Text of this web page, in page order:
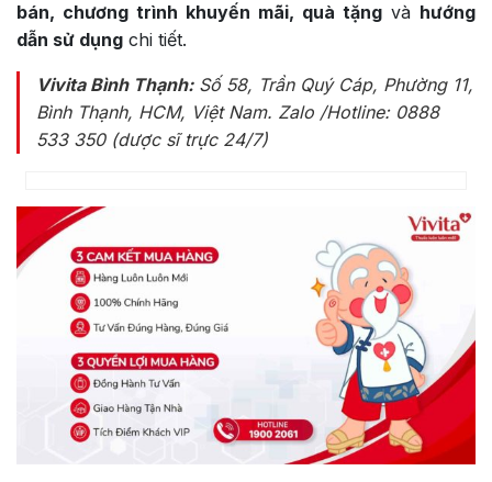
bán, chương trình khuyến mãi, quà tặng và hướng
dẫn sử dụng chi tiết.
Vivita Bình Thạnh:Số 58, Trần Quý Cáp, Phường 11,
Bình Thạnh, HCM, Việt Nam. Zalo /Hotline: 0888
533 350 (dược sĩ trực 24/7)